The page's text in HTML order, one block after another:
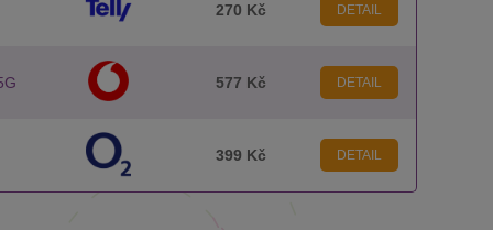
270 Kč DETAIL
577 Kč DETAIL
399 Kč DETAIL